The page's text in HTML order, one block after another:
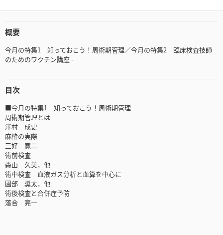
概要
今月の特集1 知っておこう！周術期管理／今月の特集2 臨床検査技師
のためのワクチン講座 -
目次
■今月の特集1 知っておこう！周術期管理
周術期管理とは
澤村 成史
麻酔の実際
三好 寛二
術前検査
森山 久美，他
術中検査 血液ガス分析と血算を中心に
園部 奨太，他
術後検査と合併症予防
落合 亮一